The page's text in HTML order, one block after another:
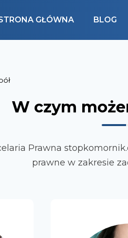
GŁÓWNA BLOG
W czym
Prawna
prawne w zakresie